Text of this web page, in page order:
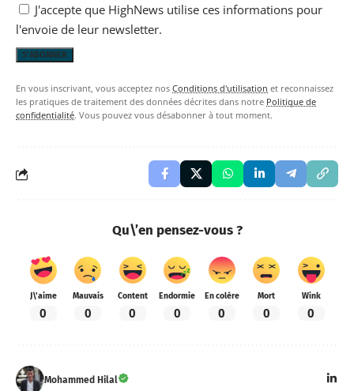
J'accepte que HighNews utilise ces informations pour
l'envoie de leur newsletter.
En vous inscrivant, vous acceptez nos Conditions d'utilisation et reconnaissez
les pratiques de traitement des données décrites dans notre Politique de
confidentialité. Vous pouvez vous désabonner à tout moment.
Qu\’en pensez-vous ?
J\'aime
0
Mauvais
0
Content
0
Endormie
0
En colère
0
Mort
0
Wink
0
Mohammed Hilal